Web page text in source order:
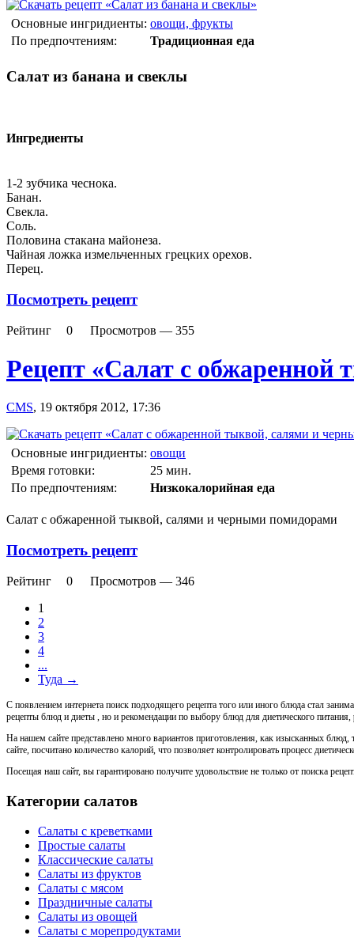
Основные ингридиенты: овощи, фрукты
По предпочтениям:
Традиционная еда
Салат из банана и свеклы
Ингредиенты
1-2 зубчика чеснока.
Банан.
Свекла.
Соль.
Половина стакана майонеза.
Чайная ложка измельченных грецких орехов.
Перец.
Посмотреть рецепт
Рейтинг 0 Просмотров — 355
Рецепт «Салат с
CMS, 19 октября 2012, 17:36
Основные ингридиенты: овощи
Время готовки:
25 мин.
По предпочтениям:
Низкокалорийная еда
Салат с обжаренной тыквой, салями и черными помидорами
Посмотреть рецепт
Рейтинг 0 Просмотров — 346
1
2
3
4
...
Туда →
С появлением интернета поиск подходящего рецепта того или иного блюда стал
рецепты блюд и диеты , но и рекомендации по выбору блюд для диетического питания,
На нашем сайте представлено много вариантов приготовления, как изысканных блюд,
сайте, посчитано количество калорий, что позволяет контролировать процесс
Посещая наш сайт, вы гарантировано получите удовольствие не только от поиска
Категории салатов
Салаты с креветками
Простые салаты
Классические салаты
Салаты из фруктов
Салаты с мясом
Праздничные салаты
Салаты из овощей
Салаты с морепродуктами